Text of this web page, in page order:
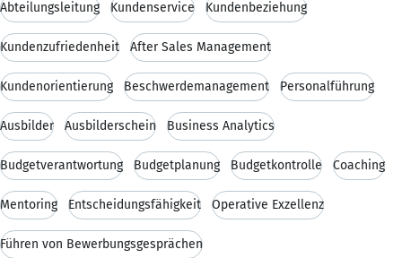
Abteilungsleitung Kundenservice Kundenbeziehung
Kundenzufriedenheit After Sales Management
Kundenorientierung Beschwerdemanagement Personalführung
Ausbilder Ausbilderschein Business Analytics
Budgetverantwortung Budgetplanung Budgetkontrolle Coaching
Mentoring Entscheidungsfähigkeit Operative Exzellenz
Führen von Bewerbungsgesprächen